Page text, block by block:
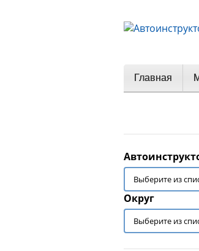
Главная
Округ